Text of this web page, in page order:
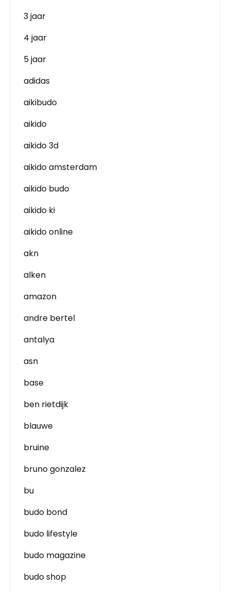
3 jaar
4 jaar
5 jaar
adidas
aikibudo
aikido
aikido 3d
aikido amsterdam
aikido budo
aikido ki
aikido online
akn
alken
amazon
andre bertel
antalya
asn
base
ben rietdijk
blauwe
bruine
bruno gonzalez
bu
budo bond
budo lifestyle
budo magazine
budo shop